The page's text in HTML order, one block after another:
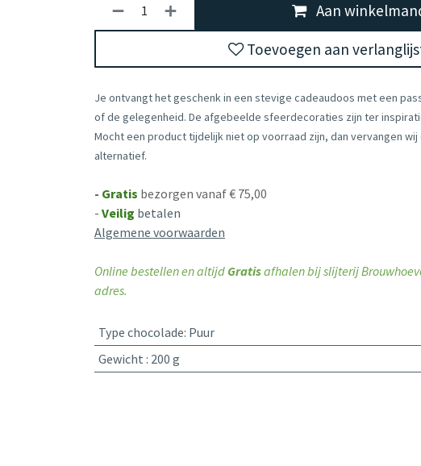
Aan
Toevoegen aan
Je ontvangt het geschenk in een stevige cadeaudoos met een
of de gelegenheid. De afgebeelde sfeerdecoraties zijn ter
Mocht een product tijdelijk niet op voorraad zijn, dan vervangen
alternatief.
- Gratis bezorgen vanaf € 75,00
- Veilig betalen
Algemene voorwaarden
Online bestellen en altijd Gratisafhalen bij slijterij
adres.
Type chocolade: Puur
Gewicht : 200 g